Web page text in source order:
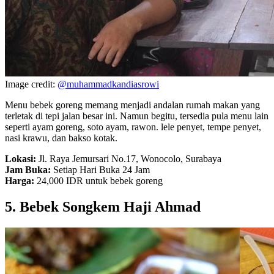
Image credit: @muhammadkandiasrowi
Menu bebek goreng memang menjadi andalan rumah makan yang
terletak di tepi jalan besar ini. Namun begitu, tersedia pula menu lain
seperti ayam goreng, soto ayam, rawon. lele penyet, tempe penyet,
nasi krawu, dan bakso kotak.
Lokasi: Jl. Raya Jemursari No.17, Wonocolo, Surabaya
Jam Buka: Setiap Hari Buka 24 Jam
Harga: 24,000 IDR untuk bebek goreng
5. Bebek Songkem Haji Ahmad